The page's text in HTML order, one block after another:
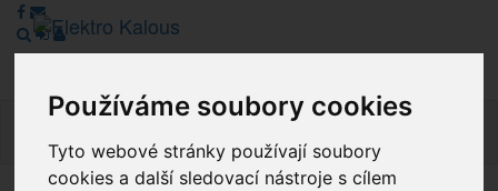
Používáme soubory cookies
Tyto webové stránky používají soubory
cookies a další sledovací nástroje s cílem